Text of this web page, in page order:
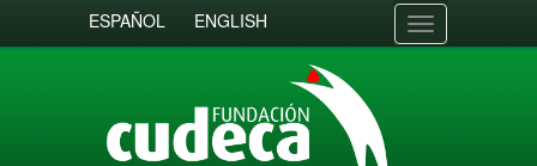
ESPAÑOL ENGLISH
Toggle
navigation